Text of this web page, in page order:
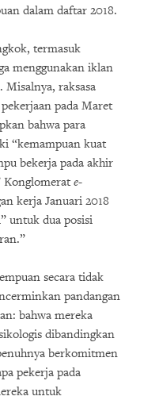
dalam daftar 2018.
termasuk
menggunakan iklan
Misalnya, raksasa
pada Maret
bahwa para
“kemampuan kuat
bekerja pada akhir
Konglomerat e-
kerja Januari 2018
untuk dua posisi
secara tidak
pandangan
bahwa mereka
dibandingkan
berkomitmen
pekerja pada
untuk